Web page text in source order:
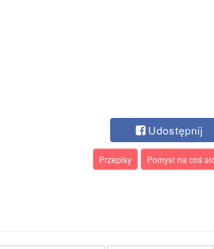
Udostępnij
Przepisy Pomysł na coś